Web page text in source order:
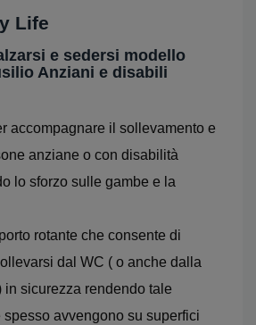
Life
e sedersi modello
Anziani e disabili
accompagnare il sollevamento e
anziane o con disabilità
lo sforzo sulle gambe e la
rotante che consente di
dal WC ( o anche dalla
in sicurezza rendendo tale
spesso avvengono su superfici